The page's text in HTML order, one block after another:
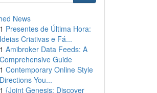
News
1 Presentes de Última Hora:
Ideias Criativas e Fá...
1 Amibroker Data Feeds: A
Comprehensive Guide
1 Contemporary Online Style
Directions You...
1 {Joint Genesis: Discover